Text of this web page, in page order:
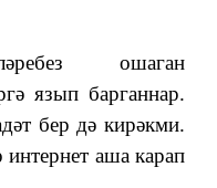
ошаган
язып барганнар.
бер дә кирәкми.
интернет аша карап